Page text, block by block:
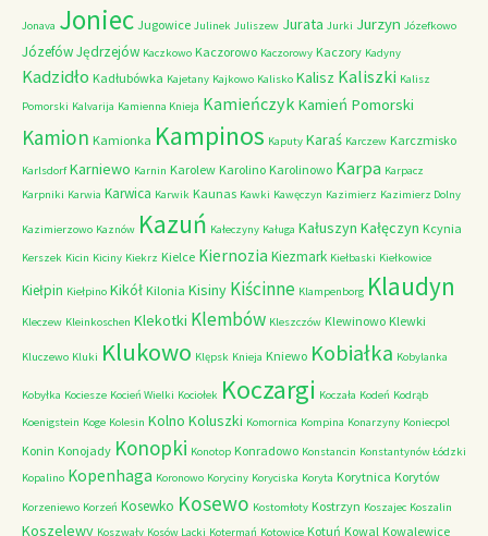
Jonava Joniec Jugowice Julinek Juliszew Jurata Jurki Jurzyn Józefkowo
JózefówJędrzejów Kaczkowo Kaczorowo Kaczorowy Kaczory Kadyny
Kadzidło Kadłubówka Kajetany Kajkowo Kalisko Kalisz Kaliszki Kalisz
Pomorski Kalvarija Kamienna Knieja Kamieńczyk Kamień Pomorski
Kamion Kamionka Kampinos Kaputy Karaś Karczew Karczmisko
Karlsdorf Karniewo Karnin Karolew Karolino Karolinowo Karpa Karpacz
Karpniki Karwia Karwica Karwik Kaunas Kawki Kawęczyn Kazimierz Kazimierz Dolny
Kazimierzowo Kaznów Kazuń Kałeczyny Kaługa Kałuszyn Kałęczyn Kcynia
Kerszek Kicin Kiciny Kiekrz Kielce Kiernozia Kiezmark Kiełbaski Kiełkowice
Kiełpin Kiełpino Kikół Kilonia Kisiny Kiścinne Klampenborg Klaudyn
Kleczew Kleinkoschen Klekotki Klembów Kleszczów Klewinowo Klewki
Kluczewo Kluki Klukowo Klępsk Knieja Kniewo Kobiałka Kobylanka
Kobyłka Kociesze Kocień Wielki Kociołek Koczargi Koczała Kodeń Kodrąb
Koenigstein Koge Kolesin Kolno Koluszki Komornica Kompina Konarzyny Koniecpol
Konin Konojady Konopki Konotop Konradowo Konstancin Konstantynów Łódzki
Kopalino Kopenhaga Koronowo Koryciny Koryciska Koryta Korytnica Korytów
Korzeniewo Korzeń Kosewko Kosewo Kostomłoty Kostrzyn Koszajec Koszalin
Koszelewy Koszwały Kosów Lacki Kotermań Kotowice Kotuń Kowal Kowalewice